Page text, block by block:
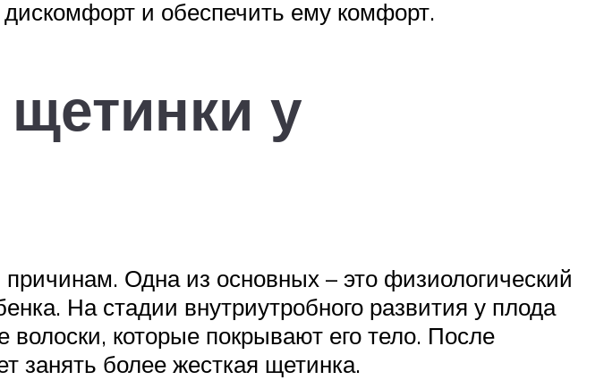
и обеспечить ему комфорт.
у
Одна из основных – это физиологический
На стадии внутриутробного развития у плода
которые покрывают его тело. После
занять более жесткая щетинка.